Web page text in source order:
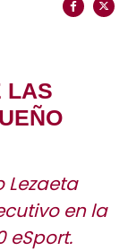
LAS
en la
eSport.